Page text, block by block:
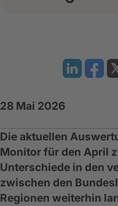
28 Mai 2026
Die aktuellen
Monitor für den April
Unterschiede in den
zwischen den
Regionen weiterhin